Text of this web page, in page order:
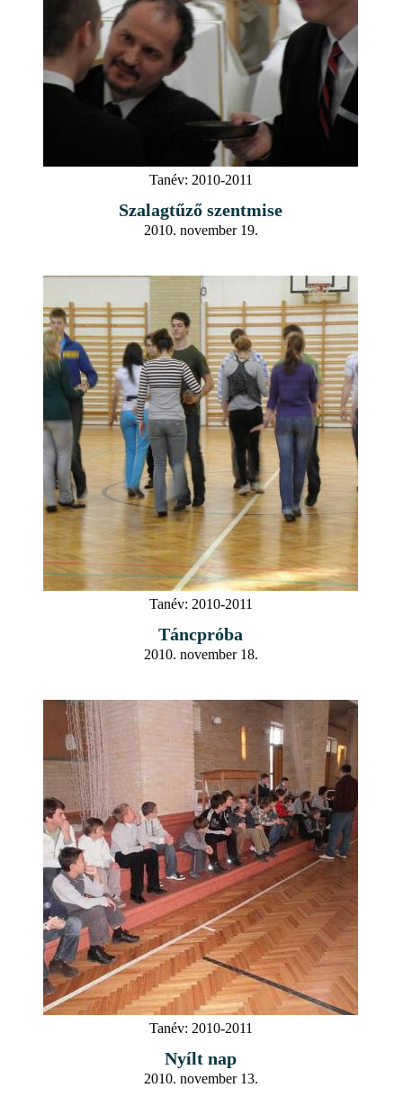
Tanév: 2010-2011
Szalagtűző szentmise
2010. november 19.
Tanév: 2010-2011
Táncpróba
2010. november 18.
Tanév: 2010-2011
Nyílt nap
2010. november 13.